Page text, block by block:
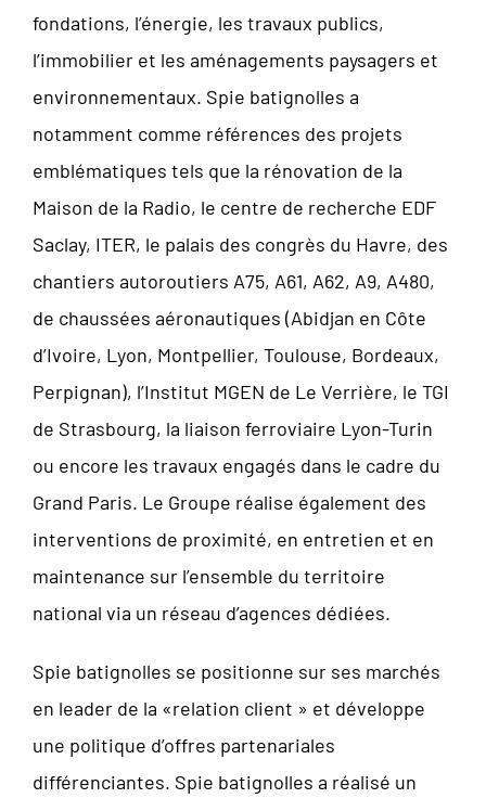
fondations, l’énergie, les travaux publics,
l’immobilier et les aménagements paysagers et
environnementaux. Spie batignolles a
notamment comme références des projets
emblématiques tels que la rénovation de la
Maison de la Radio, le centre de recherche EDF
Saclay, ITER, le palais des congrès du Havre, des
chantiers autoroutiers A75, A61, A62, A9, A480,
de chaussées aéronautiques (Abidjan en Côte
d’Ivoire, Lyon, Montpellier, Toulouse, Bordeaux,
Perpignan), l’Institut MGEN de Le Verrière, le TGI
de Strasbourg, la liaison ferroviaire Lyon-Turin
ou encore les travaux engagés dans le cadre du
Grand Paris. Le Groupe réalise également des
interventions de proximité, en entretien et en
maintenance sur l’ensemble du territoire
national via un réseau d’agences dédiées.
Spie batignolles se positionne sur ses marchés
en leader de la «relation client » et développe
une politique d’offres partenariales
différenciantes. Spie batignolles a réalisé un